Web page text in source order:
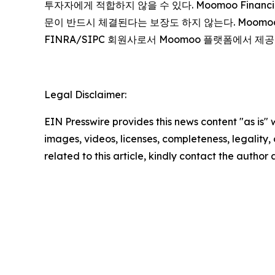
투자자에게 적합하지 않을 수 있다. Moomoo
문이 반드시 체결된다는 보장도 하지 않는다.
FINRA/SIPC 회원사로서 Moomoo 플랫폼에서 제
Legal Disclaimer:
EIN Presswire provides this news content "as
images, videos, licenses, completeness,
related to this article, kindly contact the author